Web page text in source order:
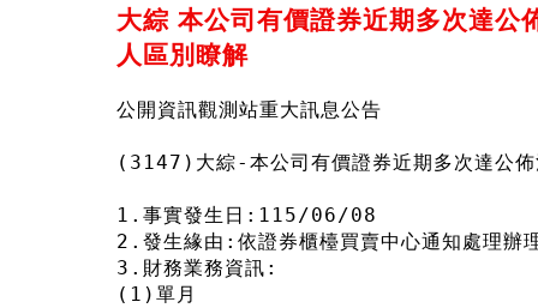
大綜 本公司有價證券近期多次達公
人區別瞭解
公開資訊觀測站重大訊息公告
(3147)大綜-本公司有價證券近期多次達公佈
1.事實發生日:115/06/08
2.發生緣由:依證券櫃檯買賣中心通知處理辦
3.財務業務資訊:
(1)單月